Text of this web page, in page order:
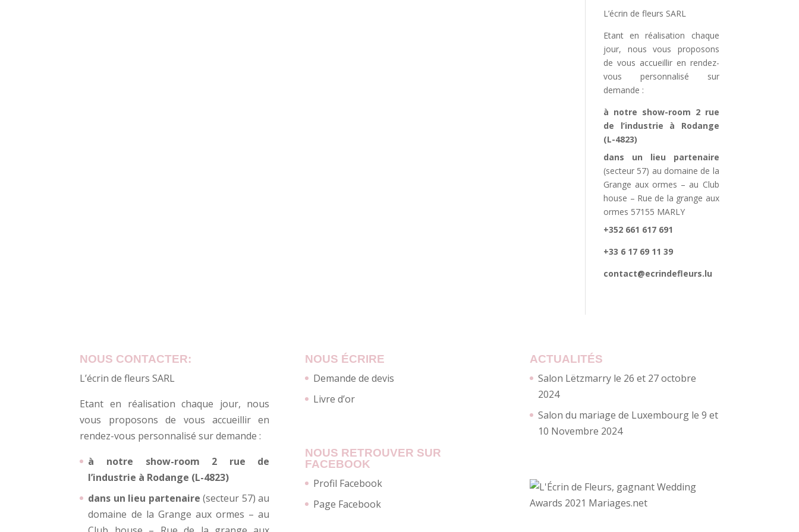
L’écrin de fleurs SARL
Etant en réalisation chaque
jour, nous vous proposons
de vous accueillir en rendez-
vous personnalisé sur
demande :
à notre show-room 2 rue
de l’industrie à Rodange
(L-4823)
dans un lieu partenaire
(secteur 57) au domaine de la
Grange aux ormes – au Club
house – Rue de la grange aux
ormes 57155 MARLY
+352 661 617 691
+33 6 17 69 11 39
contact@ecrindefleurs.lu
NOUS CONTACTER:
L’écrin de fleurs SARL
Etant en réalisation chaque jour, nous
vous proposons de vous accueillir en
rendez-vous personnalisé sur demande :
à notre show-room 2 rue de
l’industrie à Rodange (L-4823)
dans un lieu partenaire (secteur 57) au
domaine de la Grange aux ormes – au
NOUS ÉCRIRE
Demande de devis
Livre d’or
NOUS RETROUVER SUR
FACEBOOK
Profil Facebook
Page Facebook
ACTUALITÉS
Salon Lëtzmarry le 26 et 27 octobre
2024
Salon du mariage de Luxembourg le 9 et
10 Novembre 2024